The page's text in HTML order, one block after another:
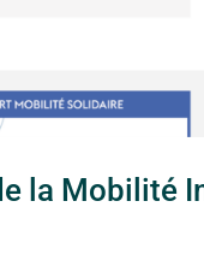
la Mobilité